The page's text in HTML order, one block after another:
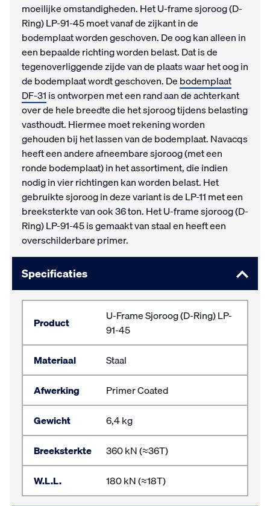
moeilijke omstandigheden. Het U-frame sjoroog (D-
Ring) LP-91-45 moet vanaf de zijkant in de
bodemplaat worden geschoven. De oog kan alleen in
een bepaalde richting worden belast. Dat is de
tegenoverliggende zijde van de plaats waar het oog in
de bodemplaat wordt geschoven. Debodemplaat
DF-31is ontworpen met een rand aan de achterkant
over de hele breedte die het sjoroog tijdens belasting
vasthoudt. Hiermee moet rekening worden
gehouden bij het lassen van de bodemplaat. Navacqs
heeft een andere afneembare sjoroog (met een
ronde bodemplaat) in het assortiment, die indien
nodig in vier richtingen kan worden belast. Het
gebruikte sjoroog in deze variant is de LP-11 met een
breeksterkte van ook 36 ton. Het U-frame sjoroog (D-
Ring) LP-91-45 is gemaakt van staal en heeft een
overschilderbare primer.
Specificaties
Product
U-Frame Sjoroog (D-Ring) LP-
91-45
Materiaal
Staal
Afwerking
Primer Coated
Gewicht
6,4 kg
Breeksterkte
360 kN (≈36T)
W.L.L.
180 kN (≈18T)